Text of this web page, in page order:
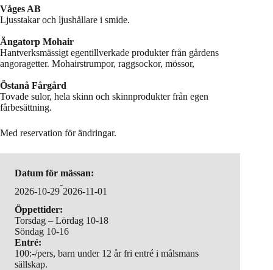
Våges AB
Ljusstakar och ljushållare i smide.
Ängatorp Mohair
Hantverksmässigt egentillverkade produkter från gårdens
angoragetter. Mohairstrumpor, raggsockor, mössor,
Östanå Fårgård
Tovade sulor, hela skinn och skinnprodukter från egen
fårbesättning.
Med reservation för ändringar.
Datum för mässan:
2026-10-29
-
2026-11-01
Öppettider:
Torsdag – Lördag 10-18
Söndag 10-16
Entré:
100:-/pers, barn under 12 år fri entré i målsmans
sällskap.